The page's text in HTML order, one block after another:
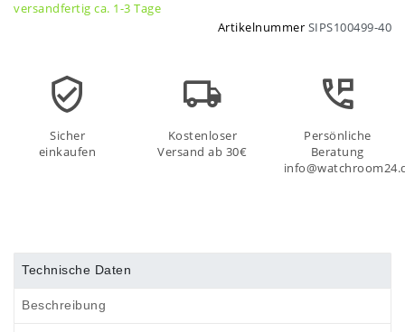
versandfertig ca. 1-3 Tage
Artikelnummer SIPS100499-40
Sicher
einkaufen
Kostenloser
Versand ab 30€
Persönliche
Beratung
Technische Daten
Beschreibung